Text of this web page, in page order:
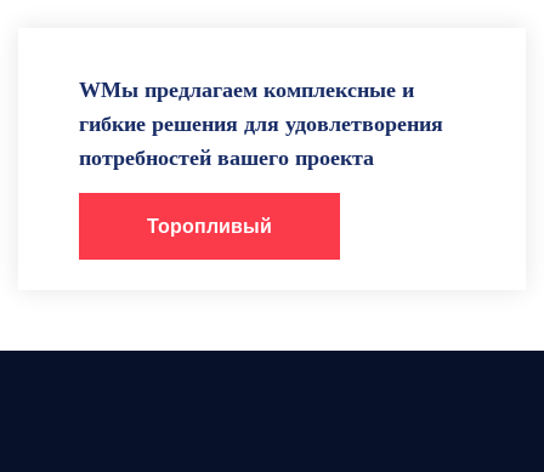
WМы предлагаем комплексные и
гибкие решения для удовлетворения
потребностей вашего проекта
Торопливый